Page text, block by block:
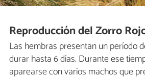
Reproducción del Zorro
Las hembras presentan un período
durar hasta 6 días. Durante ese
aparearse con varios machos que